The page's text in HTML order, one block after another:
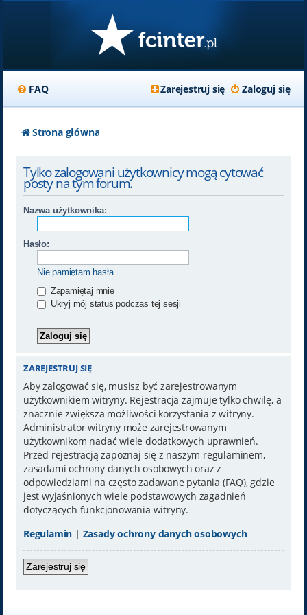
FAQ Zaloguj się
Zarejestruj się
Strona główna
Tylko zalogowani użytkownicy mogą cytować
posty na tym forum.
Nazwa użytkownika:
Hasło:
Nie pamiętam hasła
Zapamiętaj mnie
Ukryj mój status podczas tej sesji
ZAREJESTRUJ SIĘ
Aby zalogować się, musisz być zarejestrowanym
użytkownikiem witryny. Rejestracja zajmuje tylko chwilę, a
znacznie zwiększa możliwości korzystania z witryny.
Administrator witryny może zarejestrowanym
użytkownikom nadać wiele dodatkowych uprawnień.
Przed rejestracją zapoznaj się z naszym regulaminem,
zasadami ochrony danych osobowych oraz z
odpowiedziami na często zadawane pytania (FAQ), gdzie
jest wyjaśnionych wiele podstawowych zagadnień
dotyczących funkcjonowania witryny.
Regulamin | Zasady ochrony danych osobowych
Zarejestruj się